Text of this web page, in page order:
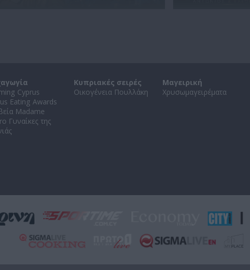
Cyprus
Eating Awards
Madame
Γυναίκες της
Κυπριακές σειρές
Οικογένεια Πουλλάκη
Μαγειρική
Χρυσωμαγειρέματα